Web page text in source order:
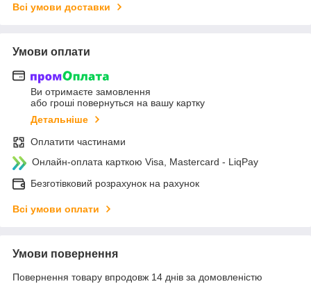
Всі умови доставки
Умови оплати
Ви отримаєте замовлення
або гроші повернуться на вашу картку
Детальніше
Оплатити частинами
Онлайн-оплата карткою Visa, Mastercard - LiqPay
Безготівковий розрахунок на рахунок
Всі умови оплати
Умови повернення
Повернення товару впродовж 14 днів за домовленістю